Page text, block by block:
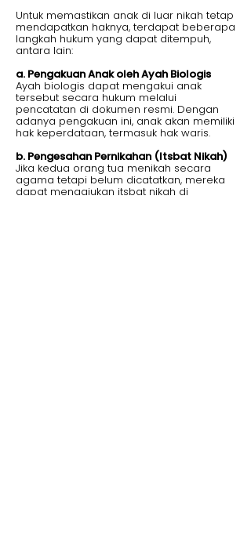
Untuk memastikan anak di luar nikah tetap
mendapatkan haknya, terdapat beberapa
langkah hukum yang dapat ditempuh,
antara lain:
a. Pengakuan Anak oleh Ayah Biologis
Ayah biologis dapat mengakui anak
tersebut secara hukum melalui
pencatatan di dokumen resmi. Dengan
adanya pengakuan ini, anak akan memiliki
hak keperdataan, termasuk hak waris.
b. Pengesahan Pernikahan (Itsbat Nikah)
Jika kedua orang tua menikah secara
agama tetapi belum dicatatkan, mereka
dapat mengajukan itsbat nikah di